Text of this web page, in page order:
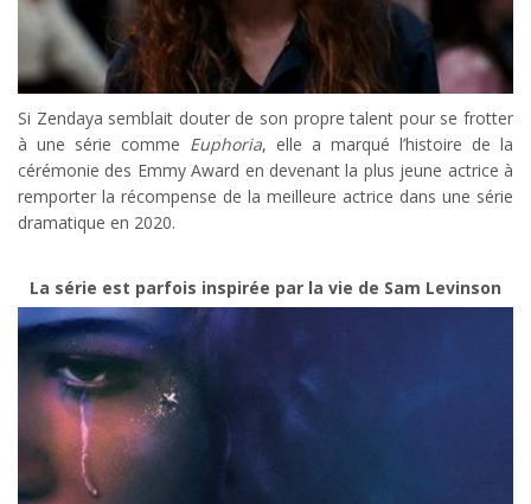
Si Zendaya semblait douter de son propre talent pour se frotter
à une série comme Euphoria, elle a marqué l’histoire de la
cérémonie des Emmy Award en devenant la plus jeune actrice à
remporter la récompense de la meilleure actrice dans une série
dramatique en 2020.
La série est parfois inspirée par la vie de Sam Levinson